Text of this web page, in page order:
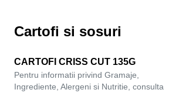
Cartofi si sosuri
CARTOFI CRISS CUT 135G
Pentru informatii privind Gramaje,
Ingrediente, Alergeni si Nutritie, consulta